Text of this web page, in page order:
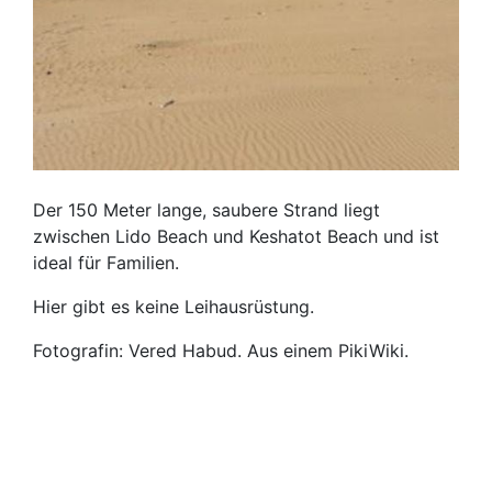
Der 150 Meter lange, saubere Strand liegt
zwischen Lido Beach und Keshatot Beach und ist
ideal für Familien.
Hier gibt es keine Leihausrüstung.
Fotografin: Vered Habud. Aus einem PikiWiki.